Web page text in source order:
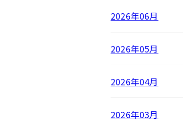
2026年06月
2026年05月
2026年04月
2026年03月